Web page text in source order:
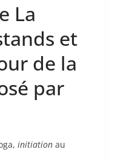
La
et
de la
par
initiation au